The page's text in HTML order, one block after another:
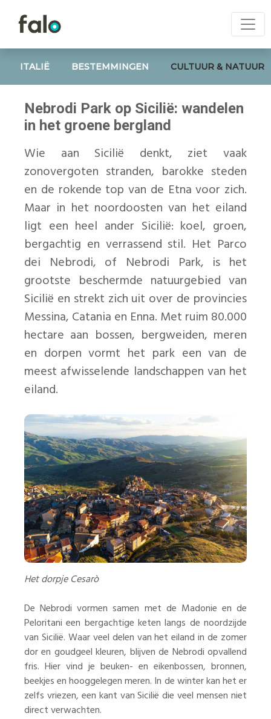
ITALIË BESTEMMINGEN CULTUUR & NATUUR
Nebrodi Park op Sicilië: wandelen
in het groene bergland
Wie aan Sicilië denkt, ziet vaak
zonovergoten stranden, barokke steden
en de rokende top van de Etna voor zich.
Maar in het noordoosten van het eiland
ligt een heel ander Sicilië: koel, groen,
bergachtig en verrassend stil. Het Parco
dei Nebrodi, of Nebrodi Park, is het
grootste beschermde natuurgebied van
Sicilië en strekt zich uit over de provincies
Messina, Catania en Enna. Met ruim 80.000
hectare aan bossen, bergweiden, meren
en dorpen vormt het park een van de
meest afwisselende landschappen van het
eiland.
Het dorpje Cesarò
De Nebrodi vormen samen met de Madonie en de
Peloritani een bergachtige keten langs de noordzijde
van Sicilië. Waar veel delen van het eiland in de zomer
dor en goudgeel kleuren, blijven de Nebrodi opvallend
fris. Hier vind je beuken- en eikenbossen, bronnen,
beekjes en hooggelegen meren. In de winter kan het er
zelfs vriezen, een kant van Sicilië die veel mensen niet
direct verwachten.